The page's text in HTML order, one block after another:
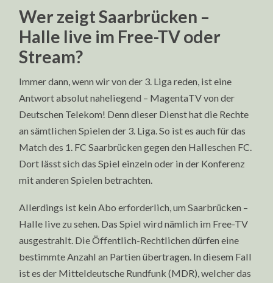
Wer zeigt Saarbrücken –
Halle live im Free-TV oder
Stream?
Immer dann, wenn wir von der 3. Liga reden, ist eine
Antwort absolut naheliegend – MagentaTV von der
Deutschen Telekom! Denn dieser Dienst hat die Rechte
an sämtlichen Spielen der 3. Liga. So ist es auch für das
Match des 1. FC Saarbrücken gegen den Halleschen FC.
Dort lässt sich das Spiel einzeln oder in der Konferenz
mit anderen Spielen betrachten.
Allerdings ist kein Abo erforderlich, um Saarbrücken –
Halle live zu sehen. Das Spiel wird nämlich im Free-TV
ausgestrahlt. Die Öffentlich-Rechtlichen dürfen eine
bestimmte Anzahl an Partien übertragen. In diesem Fall
ist es der Mitteldeutsche Rundfunk (MDR), welcher das